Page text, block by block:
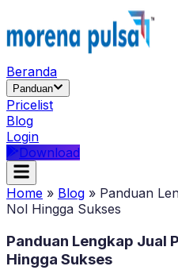
Beranda
Panduan
Pricelist
Blog
Login
Download
Home » Blog » Panduan
Nol Hingga Sukses
Panduan Lengkap Jual
Hingga Sukses